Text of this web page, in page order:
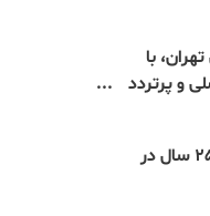
با
و پرتردد
قیمت آپارتمان بالای 25 سال در